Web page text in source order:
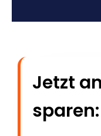
Jetzt
sparen: